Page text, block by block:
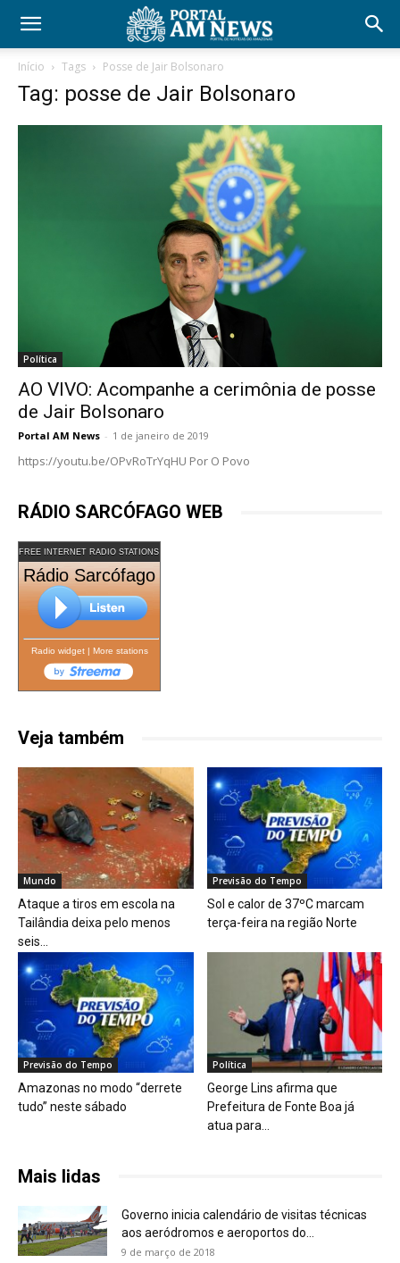
Início Tags Posse de Jair Bolsonaro
Tag: posse de Jair Bolsonaro
Política
AO VIVO: Acompanhe a cerimônia de posse
de Jair Bolsonaro
Portal AM News - 1 de janeiro de 2019
https://youtu.be/OPvRoTrYqHU Por O Povo
RÁDIO SARCÓFAGO WEB
FREE INTERNET RADIO STATIONS
Rádio Sarcófago
Radio widget| More stations
Veja também
Mundo
Ataque a tiros em escola na
Tailândia deixa pelo menos
seis...
Previsão do Tempo
Sol e calor de 37ºC marcam
terça-feira na região Norte
Previsão do Tempo
Amazonas no modo “derrete
tudo” neste sábado
Política
George Lins afirma que
Prefeitura de Fonte Boa já
atua para...
Mais lidas
Governo inicia calendário de visitas técnicas
aos aeródromos e aeroportos do...
9 de março de 2018